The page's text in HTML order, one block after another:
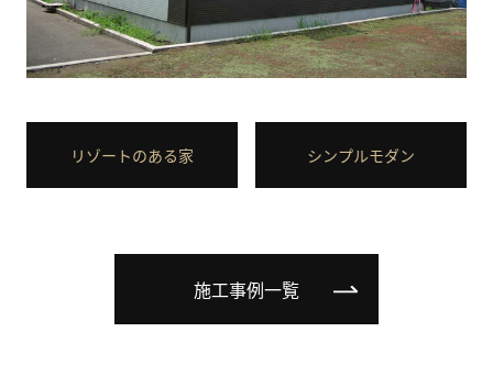
リゾートのある家 シンプルモダン
施工事例一覧